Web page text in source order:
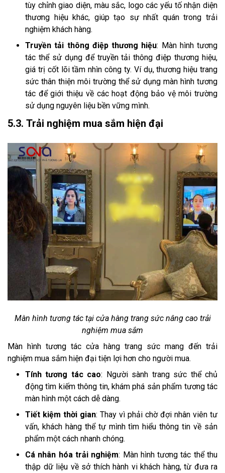
tùy chỉnh giao diện, màu sắc, logo các yếu tố nhận diện
thương hiệu khác, giúp tạo sự nhất quán trong trải
nghiệm khách hàng.
Truyền tải thông điệp thương hiệu: Màn hình tương
tác thể sử dụng để truyền tải thông điệp thương hiệu,
giá trị cốt lõi tầm nhìn công ty. Ví dụ, thương hiệu trang
sức thân thiện môi trường thể sử dụng màn hình tương
tác để giới thiệu về các hoạt động bảo vệ môi trường
sử dụng nguyên liệu bền vững mình.
5.3. Trải nghiệm mua sắm hiện đại
Màn hình tương tác tại cửa hàng trang sức nâng cao trải
nghiệm mua sắm
Màn hình tương tác cửa hàng trang sức mang đến trải
nghiệm mua sắm hiện đại tiện lợi hơn cho người mua.
Tính tương tác cao: Người sành trang sức thể chủ
động tìm kiếm thông tin, khám phá sản phẩm tương tác
màn hình một cách dễ dàng.
Tiết kiệm thời gian: Thay vì phải chờ đợi nhân viên tư
vấn, khách hàng thể tự mình tìm hiểu thông tin về sản
phẩm một cách nhanh chóng.
Cá nhân hóa trải nghiệm: Màn hình tương tác thể thu
thập dữ liệu về sở thích hành vi khách hàng, từ đưa ra